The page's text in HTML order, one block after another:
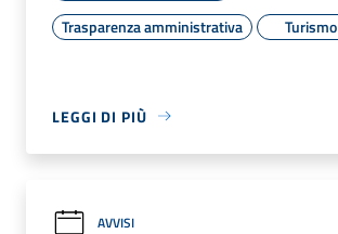
Trasparenza amministrativa
Turismo
LEGGI DI PIÙ
AVVISI